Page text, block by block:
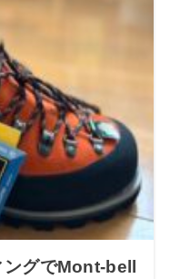
グでMont-bell